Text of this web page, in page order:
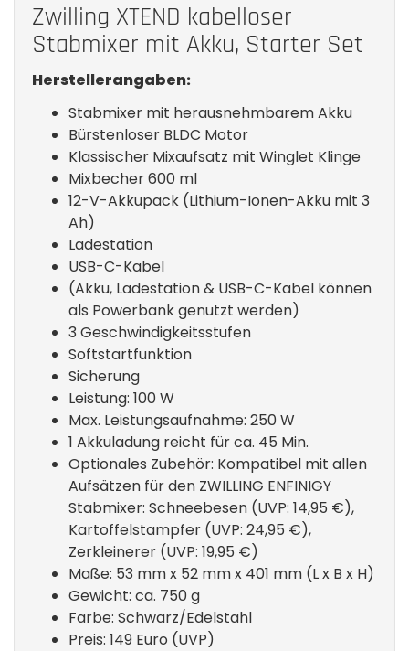
Zwilling XTEND kabelloser
Stabmixer mit Akku, Starter Set
Herstellerangaben:
Stabmixer mit herausnehmbarem Akku
Bürstenloser BLDC Motor
Klassischer Mixaufsatz mit Winglet Klinge
Mixbecher 600 ml
12-V-Akkupack (Lithium-Ionen-Akku mit 3
Ah)
Ladestation
USB-C-Kabel
(Akku, Ladestation & USB-C-Kabel können
als Powerbank genutzt werden)
3 Geschwindigkeitsstufen
Softstartfunktion
Sicherung
Leistung: 100 W
Max. Leistungsaufnahme: 250 W
1 Akkuladung reicht für ca. 45 Min.
Optionales Zubehör: Kompatibel mit allen
Aufsätzen für den ZWILLING ENFINIGY
Stabmixer: Schneebesen (UVP: 14,95 €),
Kartoffelstampfer (UVP: 24,95 €),
Zerkleinerer (UVP: 19,95 €)
Maße: 53 mm x 52 mm x 401 mm (L x B x H)
Gewicht: ca. 750 g
Farbe: Schwarz/Edelstahl
Preis: 149 Euro (UVP)